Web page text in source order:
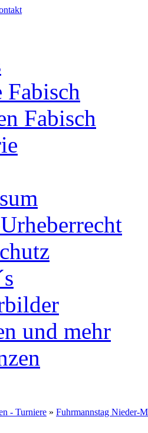
Fabisch
Fabisch
und mehr
- Turniere » Fuhrmannstag Nieder-